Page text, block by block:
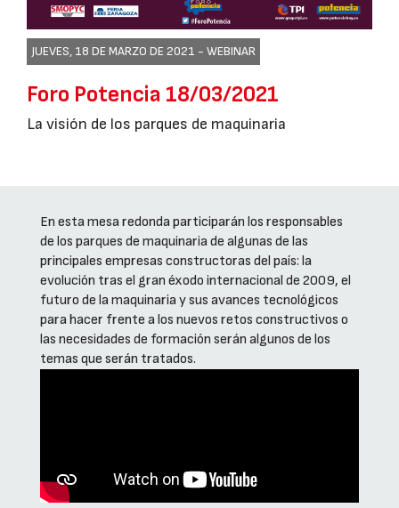
JUEVES, 18 DE MARZO DE 2021 - WEBINAR
Foro Potencia 18/03/2021
La visión de los parques de maquinaria
En esta mesa redonda participarán los responsables
de los parques de maquinaria de algunas de las
principales empresas constructoras del país: la
evolución tras el gran éxodo internacional de 2009, el
futuro de la maquinaria y sus avances tecnológicos
para hacer frente a los nuevos retos constructivos o
las necesidades de formación serán algunos de los
temas que serán tratados.